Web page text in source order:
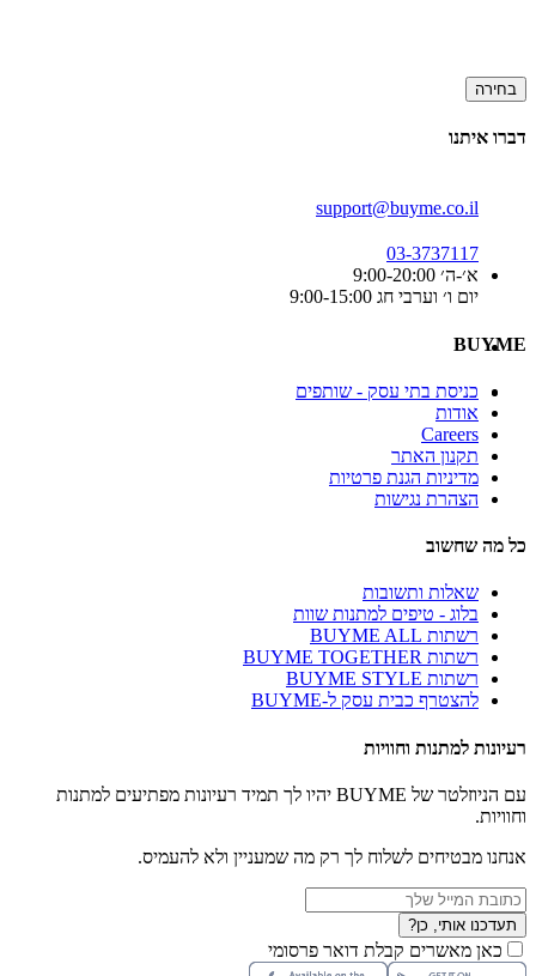
בחירה
דברו איתנו
support@buyme.co.il
03-3737117
א׳-ה׳ 9:00-20:00
יום ו׳ וערבי חג 9:00-15:00
BUYME
כניסת בתי עסק - שותפים
אודות
Careers
תקנון האתר
מדיניות הגנת פרטיות
הצהרת נגישות
כל מה שחשוב
שאלות ותשובות
בלוג - טיפים למתנות שוות
רשתות BUYME ALL
רשתות BUYME TOGETHER
רשתות BUYME STYLE
להצטרף כבית עסק ל-BUYME
רעיונות למתנות וחוויות
עם הניוזלטר של BUYME יהיו לך תמיד רעיונות מפתיעים למתנות
וחוויות.
אנחנו מבטיחים לשלוח לך רק מה שמעניין ולא להעמיס.
תעדכנו אותי, כן?
כאן מאשרים קבלת דואר פרסומי